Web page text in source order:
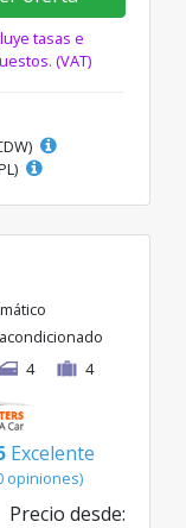
tasas e
(VAT)
4 4
Excelente
opiniones)
Precio desde: